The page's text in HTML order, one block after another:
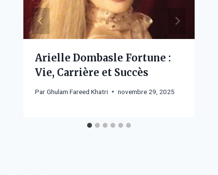
Arielle Dombasle Fortune :
Vie, Carrière et Succès
ParGhulam Fareed Khatri novembre 29, 2025